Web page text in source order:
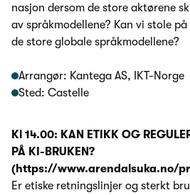
nasjon dersom de store aktørene
av språkmodellene? Kan vi stole
de store globale språkmodellene?
Arrangør: Kantega AS, IKT-Norge
Sted: Castelle
Kl 14.00: KAN ETIKK OG
PÅ KI-BRUKEN?
(https://www.arendalsuka.no/
Er etiske retningslinjer og sterkt